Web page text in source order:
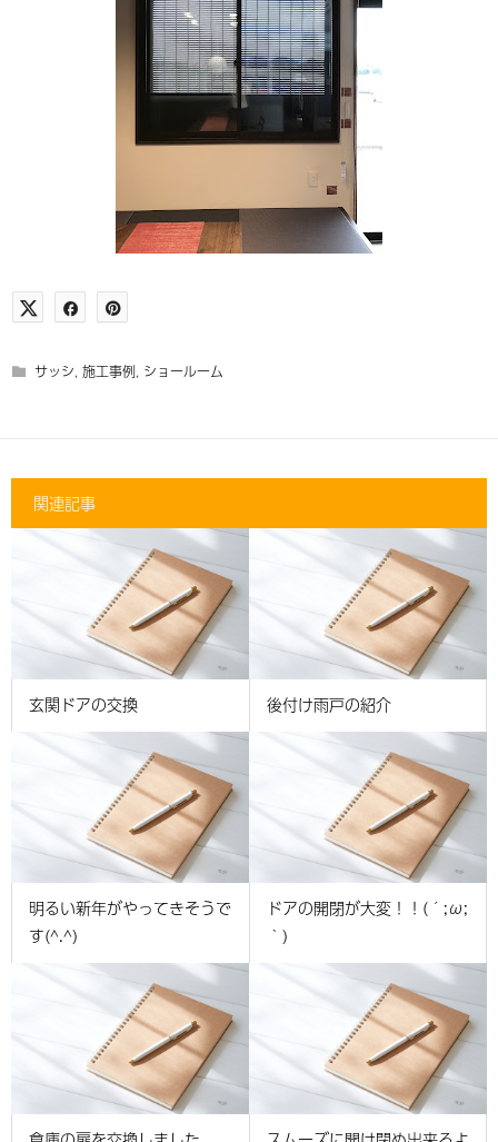
サッシ, 施工事例, ショールーム
関連記事
玄関ドアの交換 後付け雨戸の紹介
明るい新年がやってきそうで
す(^.^)
ドアの開閉が大変！！(´;ω;
｀)